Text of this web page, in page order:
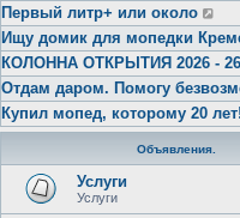
Первый литр+ или около
Ищу домик для мопедки
КОЛОННА ОТКРЫТИЯ 2026 - 26
Отдам даром. Помогу
Купил мопед, которому 20
Объявления.
Услуги
Услуги